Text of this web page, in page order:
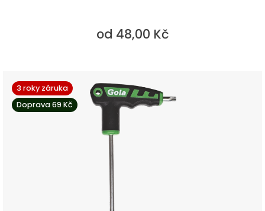
od 48,00 Kč
3 roky záruka
Doprava 69 Kč